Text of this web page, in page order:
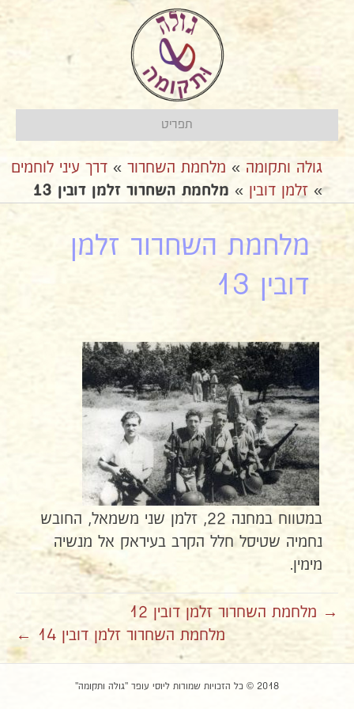
תפריט
גולה ותקומה » מלחמת השחרור » דרך עיני לוחמים
» זלמן דובין » מלחמת השחרור זלמן דובין 13
מלחמת השחרור זלמן
דובין 13
במטווח במחנה 22, זלמן שני משמאל, החובש
נחמיה שטיסל חלל הקרב בעיראק אל מנשיה
מימין.
→ מלחמת השחרור זלמן דובין 12
מלחמת השחרור זלמן דובין 14 ←
2018 © כל הזכויות שמורות ליוסי עופר "גולה ותקומה"